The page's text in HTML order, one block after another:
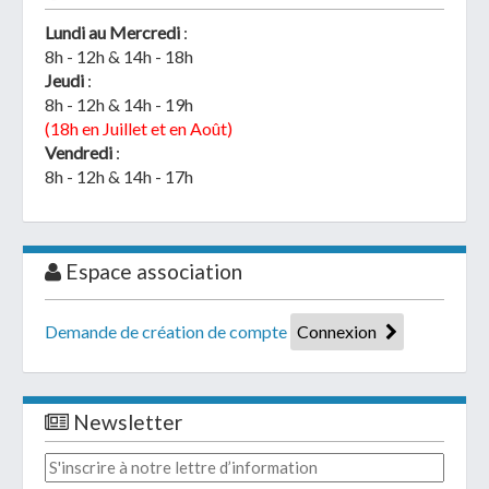
Lundi au Mercredi :
8h - 12h & 14h - 18h
Jeudi :
8h - 12h & 14h - 19h
(18h en Juillet et en Août)
Vendredi :
8h - 12h & 14h - 17h
Espace association
Demande de création de compte Connexion
Newsletter